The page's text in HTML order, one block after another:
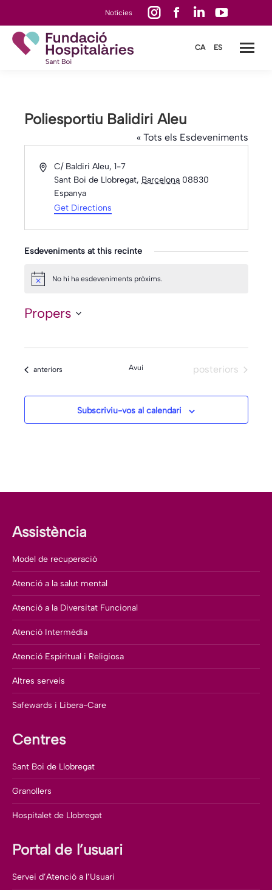
Notícies
InstagramFacebook
opens
Linkedin
opens
YouTube
opens
CA ES
Poliesportiu Balidiri Aleu
« Tots els Esdeveniments
AddressC/ Baldiri Aleu, 1-7
Sant Boi de Llobregat, Barcelona 08830
Espanya
Get Directions
Esdeveniments at this recinte
Avís No hi ha esdeveniments pròxims.
Propers
Selecciona
data.
Esdeveniments
anteriors Avui Esdeveniments
posteriors
Subscriviu-vos al calendari
Assistència
Model de recuperació
Atenció a la salut mental
Atenció a la Diversitat Funcional
Atenció Intermèdia
Atenció Espiritual i Religiosa
Altres serveis
Safewards i Libera-Care
Centres
Sant Boi de Llobregat
Granollers
Hospitalet de Llobregat
Portal de l’usuari
Servei d’Atenció a l’Usuari